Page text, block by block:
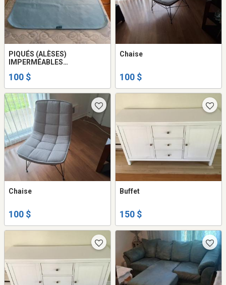
PIQUÉS (ALÈSES)
IMPERMÉABLES
100 $
Chaise
100 $
Chaise
100 $
Buffet
150 $